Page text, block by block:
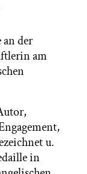
der
am
u.
in